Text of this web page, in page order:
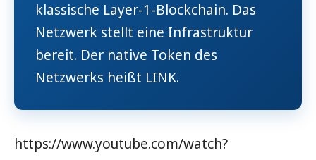
klassische Layer-1-Blockchain. Das
Netzwerk stellt eine Infrastruktur
bereit. Der native Token des
Netzwerks heißt LINK.
https://www.youtube.com/watch?